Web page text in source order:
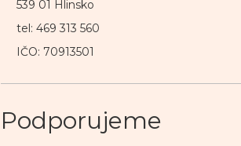
539 01 Hlinsko
tel: 469 313 560
IČO: 70913501
Podporujeme